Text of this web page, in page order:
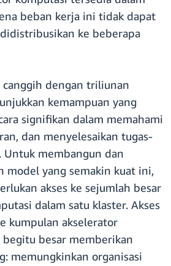
beban kerja ini tidak dapat
ke beberapa
dengan triliunan
kemampuan yang
signifikan dalam memahami
dan menyelesaikan tugas-
Untuk membangun dan
model yang semakin kuat ini,
akses ke sejumlah besar
dalam satu klaster. Akses
kumpulan akselerator
begitu besar memberikan
memungkinkan organisasi